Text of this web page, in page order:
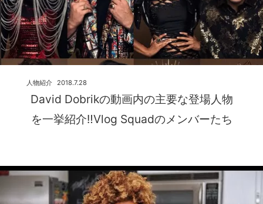
David Dobrikの動画内の主要な登場人物
を一挙紹介‼Vlog Squadのメンバーたち
2018.7.28
人物紹介